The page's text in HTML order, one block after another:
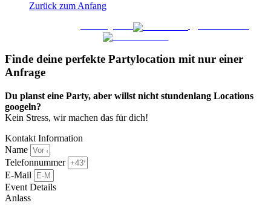
Zurück zum Anfang
Finde deine perfekte Partylocation mit nur einer
Anfrage​
Du planst eine Party, aber willst nicht stundenlang Locations
googeln?
Kein Stress, wir machen das für dich!
Kontakt Information
Name
Telefonnummer
E-Mail
Event Details
Anlass